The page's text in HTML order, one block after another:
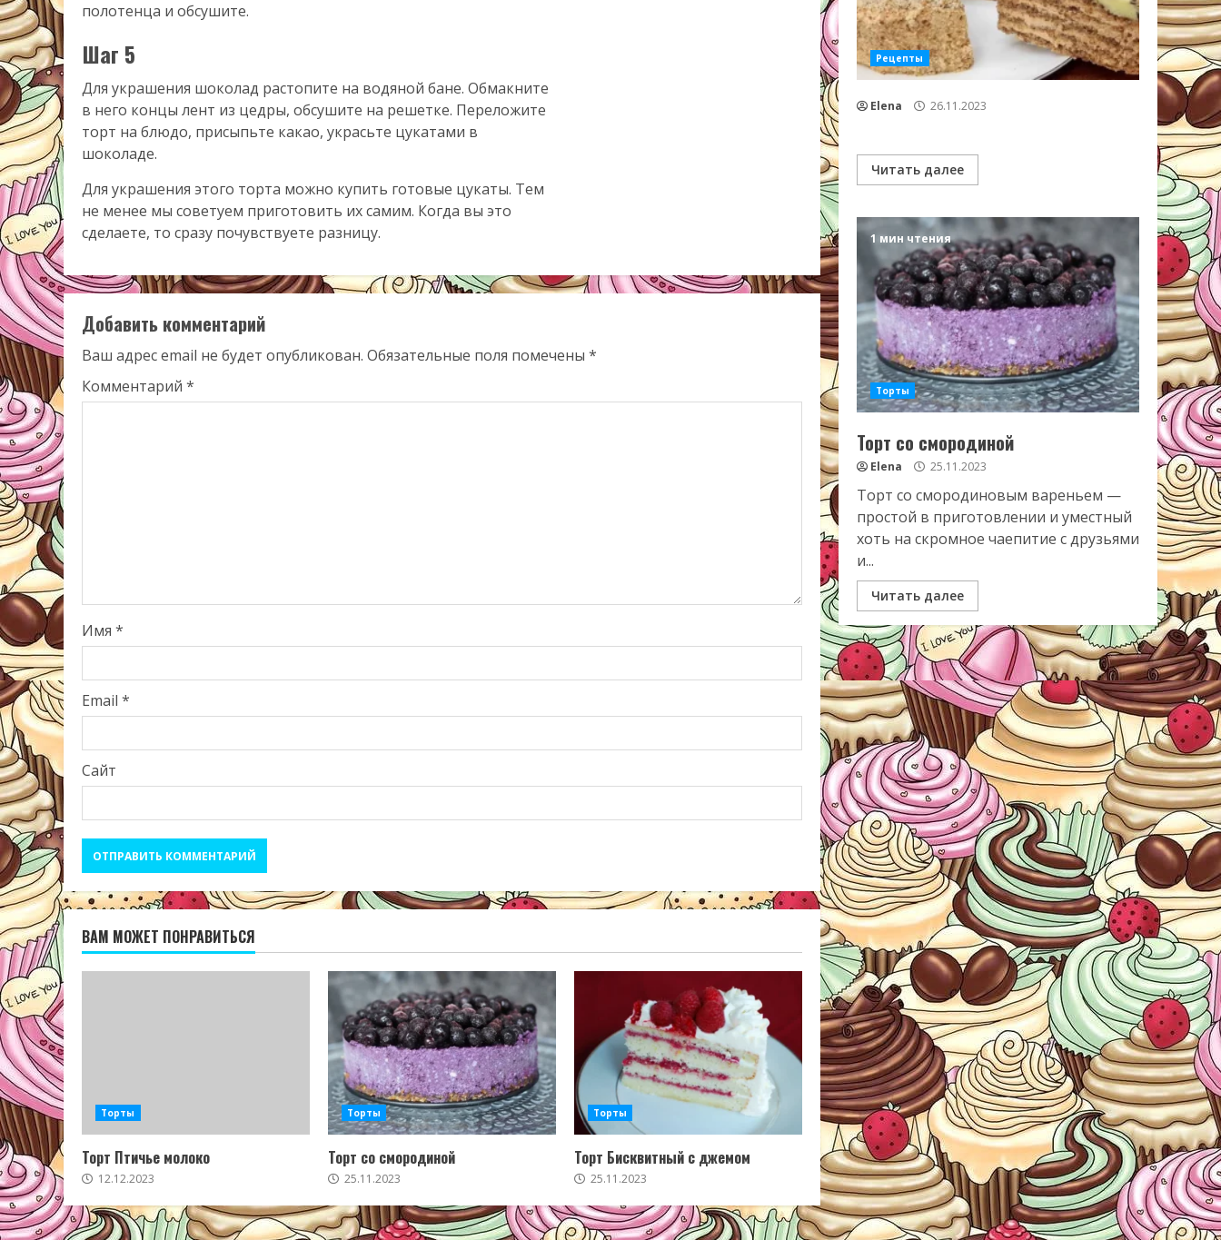
полотенца и обсушите.
Шаг 5
Для украшения шоколад растопите на водяной бане. Обмакните
в него концы лент из цедры, обсушите на решетке. Переложите
торт на блюдо, присыпьте какао, украсьте цукатами в
шоколаде.
Для украшения этого торта можно купить готовые цукаты. Тем
не менее мы советуем приготовить их самим. Когда вы это
сделаете, то сразу почувствуете разницу.
Добавить комментарий
Ваш адрес email не будет опубликован. Обязательные поля помечены *
Комментарий *
Имя *
Email *
Сайт
ВАМ МОЖЕТ ПОНРАВИТЬСЯ
Торты
Торт Птичье молоко
12.12.2023
Торты
Торт со смородиной
25.11.2023
Торты
Торт Бисквитный с джемом
25.11.2023
Рецепты
Elena 26.11.2023
Читать далее
1 мин чтения
Торты
Торт со смородиной
Elena 25.11.2023
Торт со смородиновым вареньем —
простой в приготовлении и уместный
хоть на скромное чаепитие с друзьями
и...
Читать далее